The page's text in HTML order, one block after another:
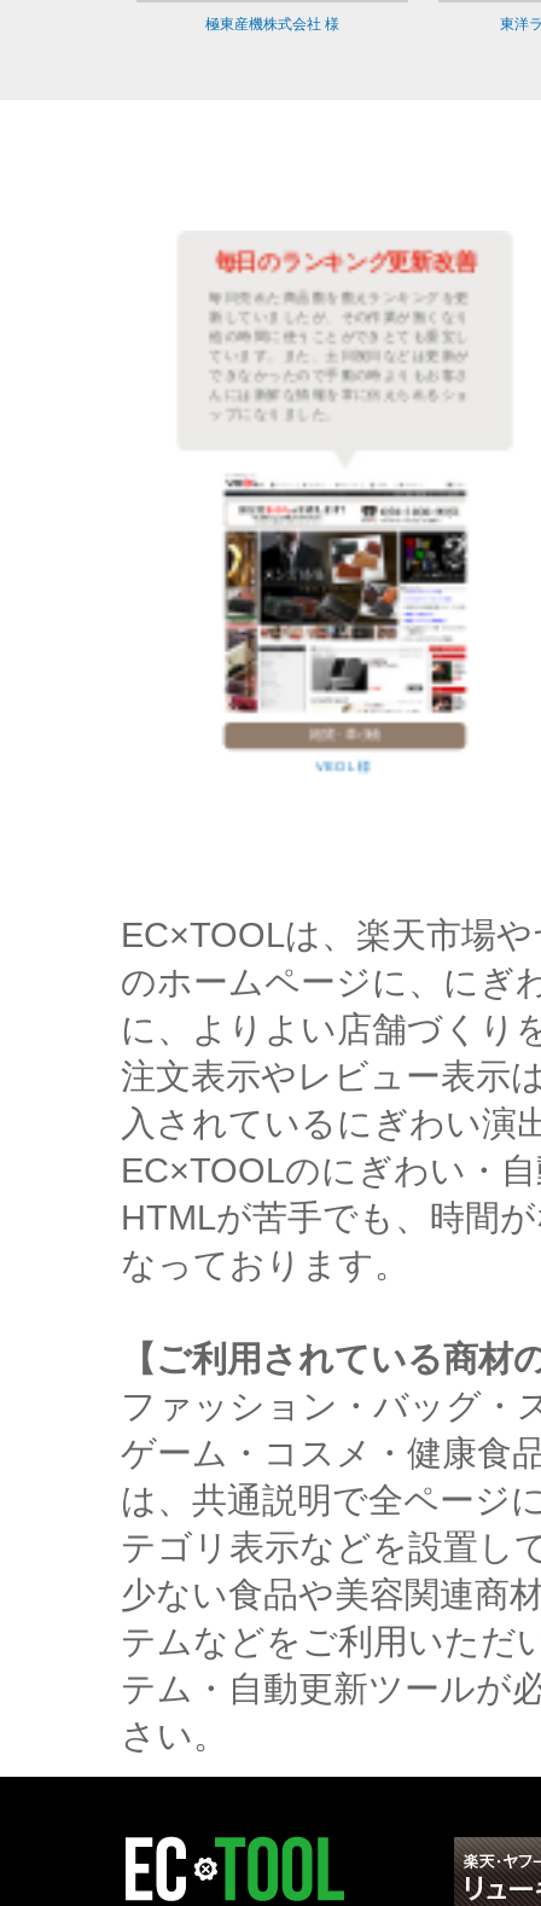
極東産機株式会社 様 東洋
毎日のランキング更新改善
毎日売れた商品数を数えランキングを更
新していましたが、その作業が無くなり
他の時間に使うことができとても重宝し
ています。また、土日祝日などは更新が
できなかったので手動の時よりもお客さ
んには新鮮な情報を常に伝えられるショ
ップになりました。
雑貨・革小物
VEOL 様
EC×TOOLは、楽天市場
のホームページに、にぎ
に、よりよい店舗づくり
注文表示やレビュー表示
入されているにぎわい演
EC×TOOLのにぎわい・
HTMLが苦手でも、時間
なっております。
【ご利用されている商材
ファッション・バッグ・
ゲーム・コスメ・健康食
は、共通説明で全ページ
テゴリ表示などを設置し
少ない食品や美容関連商
テムなどをご利用いただ
テム・自動更新ツールが
さい。